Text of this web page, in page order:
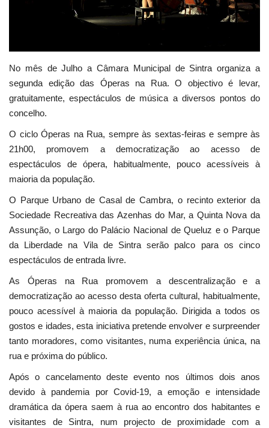
Estatuto Editorial
Saúde
Ficha técnica
Cultura
Lazer
Ambiente
No mês de Julho a Câmara Municipal de Sintra organiza a
segunda edição das Óperas na Rua. O objectivo é levar,
gratuitamente, espectáculos de música a diversos pontos do
concelho.
O ciclo Óperas na Rua, sempre às sextas-feiras e sempre às
21h00, promovem a democratização ao acesso de
espectáculos de ópera, habitualmente, pouco acessíveis à
maioria da população.
O Parque Urbano de Casal de Cambra, o recinto exterior da
Sociedade Recreativa das Azenhas do Mar, a Quinta Nova da
Assunção, o Largo do Palácio Nacional de Queluz e o Parque
da Liberdade na Vila de Sintra serão palco para os cinco
espectáculos de entrada livre.
As Óperas na Rua promovem a descentralização e a
democratização ao acesso desta oferta cultural, habitualmente,
pouco acessível à maioria da população. Dirigida a todos os
gostos e idades, esta iniciativa pretende envolver e surpreender
tanto moradores, como visitantes, numa experiência única, na
rua e próxima do público.
Após o cancelamento deste evento nos últimos dois anos
devido à pandemia por Covid-19, a emoção e intensidade
dramática da ópera saem à rua ao encontro dos habitantes e
visitantes de Sintra, num projecto de proximidade com a